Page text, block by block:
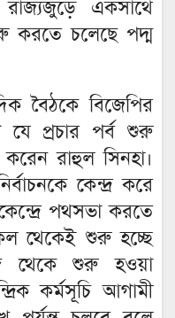
রাজ্যজুড়ে একসাথে
করতে চলেছে পদ্ম
বৈঠকে বিজেপির
যে প্রচার পর্ব শুরু
রাহুল সিনহা।
কেন্দ্র করে
পথসভা করতে
থেকেই শুরু হচ্ছে
থেকে শুরু হওয়া
কর্মসূচি আগামী